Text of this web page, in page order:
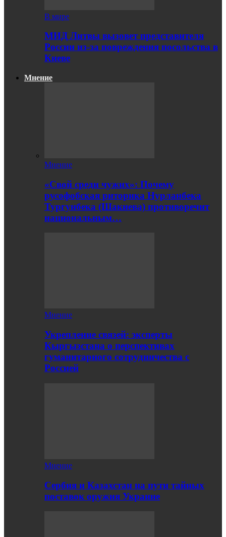
В мире
МИД Литвы вызовет представителя
России из-за повреждения посольства в
Киеве
Мнение
Мнение
«Свой среди чужих»: Почему
русофобская риторика Нурланбека
Тургунбека (Шакиева) противоречит
национальным…
Мнение
Укрепление связей: эксперты
Кыргызстана о перспективах
гуманитарного сотрудничества с
Россией
Мнение
Сербия и Казахстан на пути тайных
поставок оружия Украине